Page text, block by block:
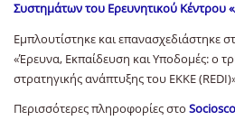
Συστημάτων του Ερευνητικού Κέντρου
Εμπλουτίστηκε και επανασχεδιάστηκε
«Έρευνα, Εκπαίδευση και Υποδομές: ο
στρατηγικής ανάπτυξης του ΕΚΚΕ
Περισσότερες πληροφορίες στο